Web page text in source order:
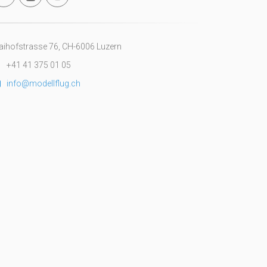
76, CH-6006 Luzern
+41 41 375 01 05
info@modellflug.ch